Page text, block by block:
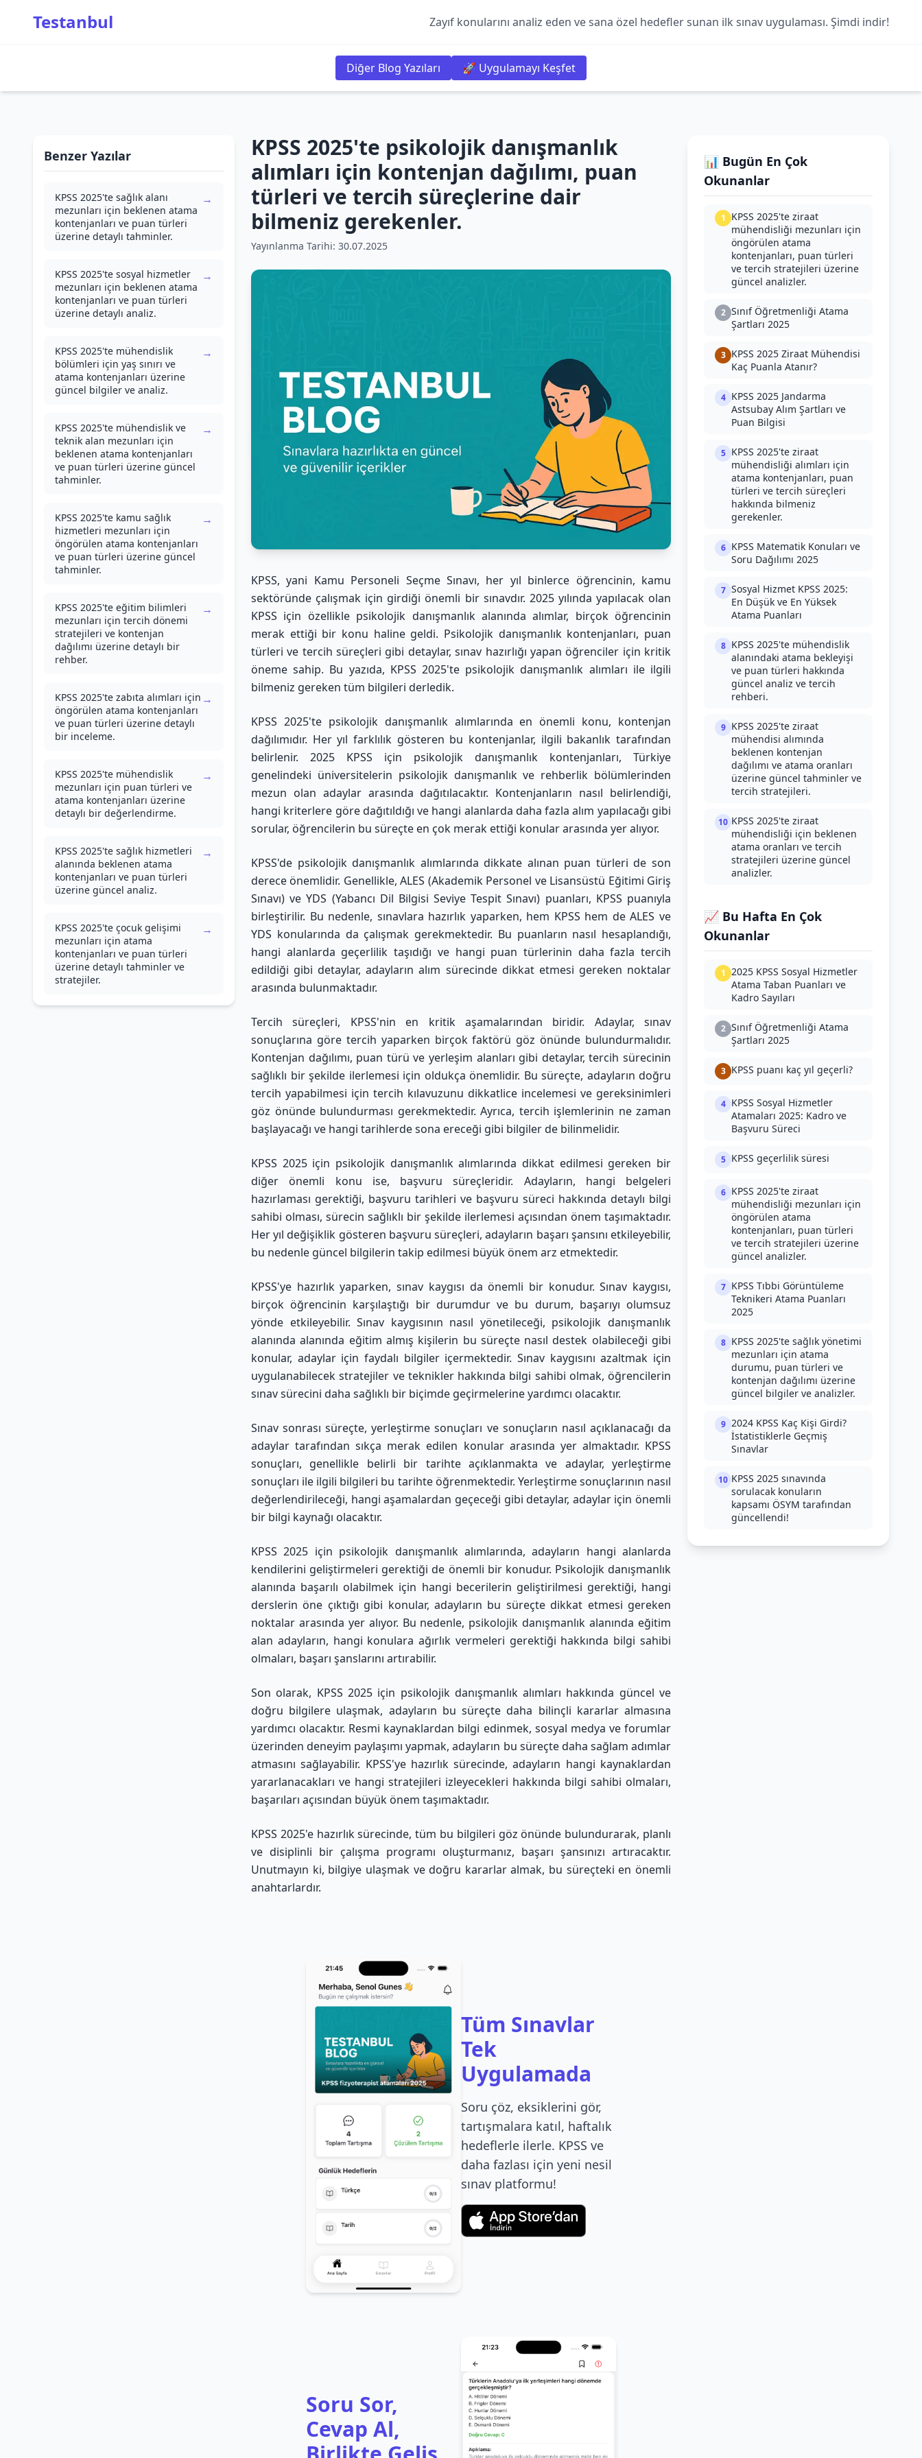
Testanbul Zayıf konularını analiz eden ve sana özel hedefler sunan ilk sınav uygulaması. Şimdi indir!
Diğer Blog Yazıları 🚀 Uygulamayı Keşfet
Benzer Yazılar
KPSS 2025'te sağlık alanı
mezunları için beklenen atama
kontenjanları ve puan türleri
üzerine detaylı tahminler.
→
KPSS 2025'te sosyal hizmetler
mezunları için beklenen atama
kontenjanları ve puan türleri
üzerine detaylı analiz.
→
KPSS 2025'te mühendislik
bölümleri için yaş sınırı ve
atama kontenjanları üzerine
güncel bilgiler ve analiz.
→
KPSS 2025'te mühendislik ve
teknik alan mezunları için
beklenen atama kontenjanları
ve puan türleri üzerine güncel
tahminler.
→
KPSS 2025'te kamu sağlık
hizmetleri mezunları için
öngörülen atama kontenjanları
ve puan türleri üzerine güncel
tahminler.
→
KPSS 2025'te eğitim bilimleri
mezunları için tercih dönemi
stratejileri ve kontenjan
dağılımı üzerine detaylı bir
rehber.
→
KPSS 2025'te zabıta alımları için
öngörülen atama kontenjanları
ve puan türleri üzerine detaylı
bir inceleme.
→
KPSS 2025'te mühendislik
mezunları için puan türleri ve
atama kontenjanları üzerine
detaylı bir değerlendirme.
→
KPSS 2025'te sağlık hizmetleri
alanında beklenen atama
kontenjanları ve puan türleri
üzerine güncel analiz.
→
KPSS 2025'te çocuk gelişimi
mezunları için atama
kontenjanları ve puan türleri
üzerine detaylı tahminler ve
stratejiler.
→
KPSS 2025'te psikolojik danışmanlık
alımları için kontenjan dağılımı, puan
türleri ve tercih süreçlerine dair
bilmeniz gerekenler.
Yayınlanma Tarihi: 30.07.2025
KPSS, yani Kamu Personeli Seçme Sınavı, her yıl binlerce öğrencinin, kamu
sektöründe çalışmak için girdiği önemli bir sınavdır. 2025 yılında yapılacak olan
KPSS için özellikle psikolojik danışmanlık alanında alımlar, birçok öğrencinin
merak ettiği bir konu haline geldi. Psikolojik danışmanlık kontenjanları, puan
türleri ve tercih süreçleri gibi detaylar, sınav hazırlığı yapan öğrenciler için kritik
öneme sahip. Bu yazıda, KPSS 2025'te psikolojik danışmanlık alımları ile ilgili
bilmeniz gereken tüm bilgileri derledik.
KPSS 2025'te psikolojik danışmanlık alımlarında en önemli konu, kontenjan
dağılımıdır. Her yıl farklılık gösteren bu kontenjanlar, ilgili bakanlık tarafından
belirlenir. 2025 KPSS için psikolojik danışmanlık kontenjanları, Türkiye
genelindeki üniversitelerin psikolojik danışmanlık ve rehberlik bölümlerinden
mezun olan adaylar arasında dağıtılacaktır. Kontenjanların nasıl belirlendiği,
hangi kriterlere göre dağıtıldığı ve hangi alanlarda daha fazla alım yapılacağı gibi
sorular, öğrencilerin bu süreçte en çok merak ettiği konular arasında yer alıyor.
KPSS'de psikolojik danışmanlık alımlarında dikkate alınan puan türleri de son
derece önemlidir. Genellikle, ALES (Akademik Personel ve Lisansüstü Eğitimi Giriş
Sınavı) ve YDS (Yabancı Dil Bilgisi Seviye Tespit Sınavı) puanları, KPSS puanıyla
birleştirilir. Bu nedenle, sınavlara hazırlık yaparken, hem KPSS hem de ALES ve
YDS konularında da çalışmak gerekmektedir. Bu puanların nasıl hesaplandığı,
hangi alanlarda geçerlilik taşıdığı ve hangi puan türlerinin daha fazla tercih
edildiği gibi detaylar, adayların alım sürecinde dikkat etmesi gereken noktalar
arasında bulunmaktadır.
Tercih süreçleri, KPSS'nin en kritik aşamalarından biridir. Adaylar, sınav
sonuçlarına göre tercih yaparken birçok faktörü göz önünde bulundurmalıdır.
Kontenjan dağılımı, puan türü ve yerleşim alanları gibi detaylar, tercih sürecinin
sağlıklı bir şekilde ilerlemesi için oldukça önemlidir. Bu süreçte, adayların doğru
tercih yapabilmesi için tercih kılavuzunu dikkatlice incelemesi ve gereksinimleri
göz önünde bulundurması gerekmektedir. Ayrıca, tercih işlemlerinin ne zaman
başlayacağı ve hangi tarihlerde sona ereceği gibi bilgiler de bilinmelidir.
KPSS 2025 için psikolojik danışmanlık alımlarında dikkat edilmesi gereken bir
diğer önemli konu ise, başvuru süreçleridir. Adayların, hangi belgeleri
hazırlaması gerektiği, başvuru tarihleri ve başvuru süreci hakkında detaylı bilgi
sahibi olması, sürecin sağlıklı bir şekilde ilerlemesi açısından önem taşımaktadır.
Her yıl değişiklik gösteren başvuru süreçleri, adayların başarı şansını etkileyebilir,
bu nedenle güncel bilgilerin takip edilmesi büyük önem arz etmektedir.
KPSS'ye hazırlık yaparken, sınav kaygısı da önemli bir konudur. Sınav kaygısı,
birçok öğrencinin karşılaştığı bir durumdur ve bu durum, başarıyı olumsuz
yönde etkileyebilir. Sınav kaygısının nasıl yönetileceği, psikolojik danışmanlık
alanında alanında eğitim almış kişilerin bu süreçte nasıl destek olabileceği gibi
konular, adaylar için faydalı bilgiler içermektedir. Sınav kaygısını azaltmak için
uygulanabilecek stratejiler ve teknikler hakkında bilgi sahibi olmak, öğrencilerin
sınav sürecini daha sağlıklı bir biçimde geçirmelerine yardımcı olacaktır.
Sınav sonrası süreçte, yerleştirme sonuçları ve sonuçların nasıl açıklanacağı da
adaylar tarafından sıkça merak edilen konular arasında yer almaktadır. KPSS
sonuçları, genellikle belirli bir tarihte açıklanmakta ve adaylar, yerleştirme
sonuçları ile ilgili bilgileri bu tarihte öğrenmektedir. Yerleştirme sonuçlarının nasıl
değerlendirileceği, hangi aşamalardan geçeceği gibi detaylar, adaylar için önemli
bir bilgi kaynağı olacaktır.
KPSS 2025 için psikolojik danışmanlık alımlarında, adayların hangi alanlarda
kendilerini geliştirmeleri gerektiği de önemli bir konudur. Psikolojik danışmanlık
alanında başarılı olabilmek için hangi becerilerin geliştirilmesi gerektiği, hangi
derslerin öne çıktığı gibi konular, adayların bu süreçte dikkat etmesi gereken
noktalar arasında yer alıyor. Bu nedenle, psikolojik danışmanlık alanında eğitim
alan adayların, hangi konulara ağırlık vermeleri gerektiği hakkında bilgi sahibi
olmaları, başarı şanslarını artırabilir.
Son olarak, KPSS 2025 için psikolojik danışmanlık alımları hakkında güncel ve
doğru bilgilere ulaşmak, adayların bu süreçte daha bilinçli kararlar almasına
yardımcı olacaktır. Resmi kaynaklardan bilgi edinmek, sosyal medya ve forumlar
üzerinden deneyim paylaşımı yapmak, adayların bu süreçte daha sağlam adımlar
atmasını sağlayabilir. KPSS'ye hazırlık sürecinde, adayların hangi kaynaklardan
yararlanacakları ve hangi stratejileri izleyecekleri hakkında bilgi sahibi olmaları,
başarıları açısından büyük önem taşımaktadır.
KPSS 2025'e hazırlık sürecinde, tüm bu bilgileri göz önünde bulundurarak, planlı
ve disiplinli bir çalışma programı oluşturmanız, başarı şansınızı artıracaktır.
Unutmayın ki, bilgiye ulaşmak ve doğru kararlar almak, bu süreçteki en önemli
anahtarlardır.
Tüm Sınavlar
Tek
Uygulamada
Soru çöz, eksiklerini gör,
tartışmalara katıl, haftalık
hedeflerle ilerle. KPSS ve
daha fazlası için yeni nesil
sınav platformu!
Soru Sor,
Cevap Al,
📊 Bugün En Çok
Okunanlar
1
KPSS 2025'te ziraat
mühendisliği mezunları için
öngörülen atama
kontenjanları, puan türleri
ve tercih stratejileri üzerine
güncel analizler.
2 Sınıf Öğretmenliği Atama
Şartları 2025
3 KPSS 2025 Ziraat Mühendisi
Kaç Puanla Atanır?
4 KPSS 2025 Jandarma
Astsubay Alım Şartları ve
Puan Bilgisi
5 KPSS 2025'te ziraat
mühendisliği alımları için
atama kontenjanları, puan
türleri ve tercih süreçleri
hakkında bilmeniz
gerekenler.
6 KPSS Matematik Konuları ve
Soru Dağılımı 2025
7 Sosyal Hizmet KPSS 2025:
En Düşük ve En Yüksek
Atama Puanları
8 KPSS 2025'te mühendislik
alanındaki atama bekleyişi
ve puan türleri hakkında
güncel analiz ve tercih
rehberi.
9 KPSS 2025'te ziraat
mühendisi alımında
beklenen kontenjan
dağılımı ve atama oranları
üzerine güncel tahminler ve
tercih stratejileri.
10 KPSS 2025'te ziraat
mühendisliği için beklenen
atama oranları ve tercih
stratejileri üzerine güncel
analizler.
📈 Bu Hafta En Çok
Okunanlar
1 2025 KPSS Sosyal Hizmetler
Atama Taban Puanları ve
Kadro Sayıları
2 Sınıf Öğretmenliği Atama
Şartları 2025
3 KPSS puanı kaç yıl geçerli?
4 KPSS Sosyal Hizmetler
Atamaları 2025: Kadro ve
Başvuru Süreci
5 KPSS geçerlilik süresi
6 KPSS 2025'te ziraat
mühendisliği mezunları için
öngörülen atama
kontenjanları, puan türleri
ve tercih stratejileri üzerine
güncel analizler.
7 KPSS Tıbbi Görüntüleme
Teknikeri Atama Puanları
2025
8 KPSS 2025'te sağlık yönetimi
mezunları için atama
durumu, puan türleri ve
kontenjan dağılımı üzerine
güncel bilgiler ve analizler.
9 2024 KPSS Kaç Kişi Girdi?
İstatistiklerle Geçmiş
Sınavlar
10 KPSS 2025 sınavında
sorulacak konuların
kapsamı ÖSYM tarafından
güncellendi!